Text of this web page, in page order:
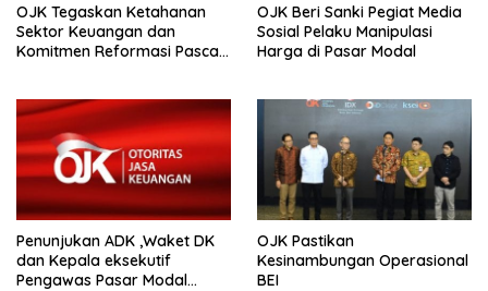
OJK Tegaskan Ketahanan
Sektor Keuangan dan
Komitmen Reformasi Pasca
OJK Beri Sanki Pegiat Media
Sosial Pelaku Manipulasi
Harga di Pasar Modal
Penunjukan ADK ,Waket DK
dan Kepala eksekutif
Pengawas Pasar Modal
OJK Pastikan
Kesinambungan Operasional
BEI